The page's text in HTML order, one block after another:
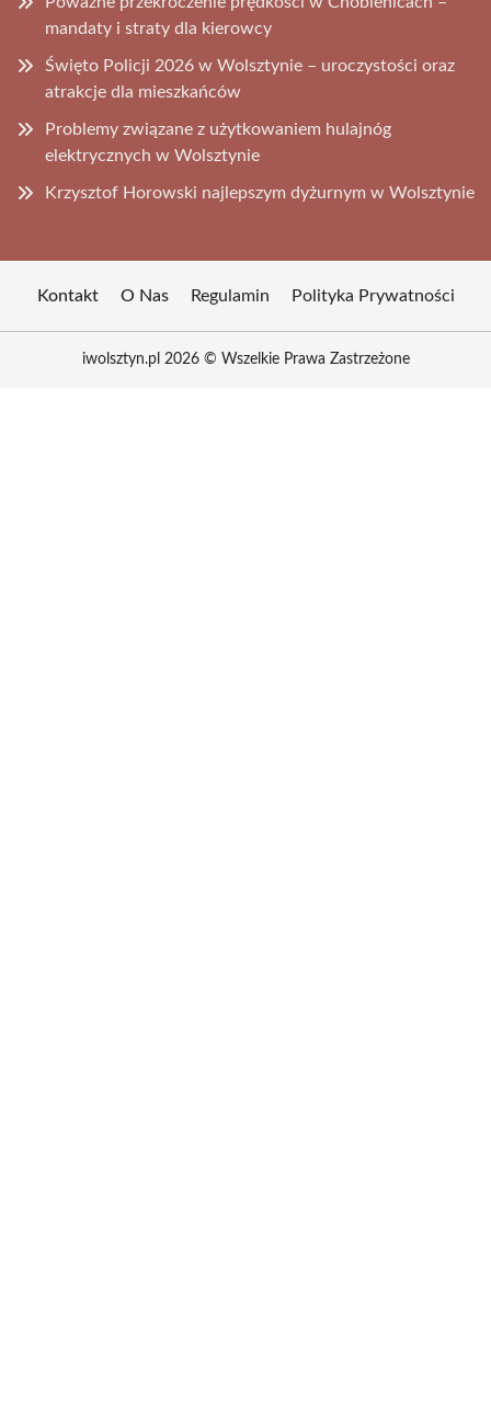
mandaty i straty dla kierowcy
Święto Policji 2026 w Wolsztynie – uroczystości oraz
atrakcje dla mieszkańców
Problemy związane z użytkowaniem hulajnóg
elektrycznych w Wolsztynie
Krzysztof Horowski najlepszym dyżurnym w Wolsztynie
Kontakt O Nas Regulamin Polityka Prywatności
iwolsztyn.pl 2026 © Wszelkie Prawa Zastrzeżone